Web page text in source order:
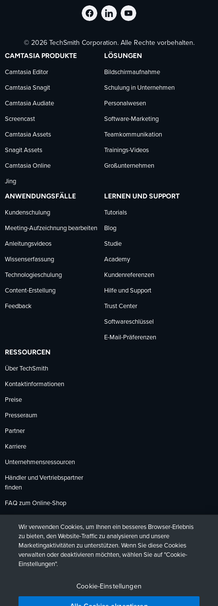
TechSmith
auf
Facebook
folgen
TechSmith
auf
LinkedIn
folgen
TechSmith
auf
YouTube
folgen
© 2026 TechSmith Corporation. Alle Rechte vorbehalten.
CAMTASIA PRODUKTE
Camtasia Editor
Camtasia Snagit
Camtasia Audiate
Screencast
Camtasia Assets
Snagit Assets
Camtasia Online
Jing
LÖSUNGEN
Bildschirmaufnahme
Schulung in Unternehmen
Personalwesen
Software-Marketing
Teamkommunikation
Trainings-Videos
Großunternehmen
ANWENDUNGSFÄLLE
Kundenschulung
Meeting-Aufzeichnung bearbeiten
Anleitungsvideos
Wissenserfassung
Technologieschulung
Content-Erstellung
Feedback
LERNEN UND SUPPORT
Tutorials
Blog
Studie
Academy
Kundenreferenzen
Hilfe und Support
Trust Center
Softwareschlüssel
E-Mail-Präferenzen
RESSOURCEN
Über TechSmith
Kontaktinformationen
Preise
Presseraum
Partner
Karriere
Unternehmensressourcen
Händler und Vertriebspartner
finden
FAQ zum Online-Shop
Rückgabebedingungen
DeutschFrançaisEspañol日本語
Wir verwenden Cookies, um Ihnen ein besseres Browser-Erlebnis
zu bieten, den Website-Traffic zu analysieren und unsere
Marketingaktivitäten zu unterstützen. Wenn Sie diese Cookies
verwalten oder deaktivieren möchten, wählen Sie auf "Cookie-
Einstellungen".
Cookie-Einstellungen